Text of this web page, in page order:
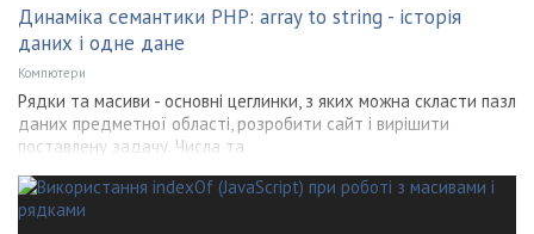
Динаміка семантики PHP: array to string - історія
даних і одне дане
Компютери
Рядки та масиви - основні цеглинки, з яких можна скласти пазл
даних предметної області, розробити сайт і вирішити
поставлену задачу. Числа та